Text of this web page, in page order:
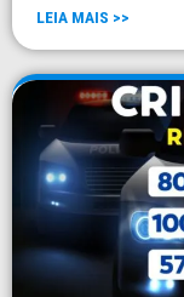
LEIA MAIS >>